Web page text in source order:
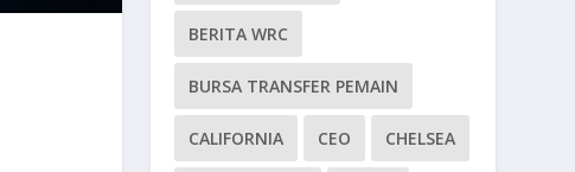
BERITA WRC
BURSA TRANSFER PEMAIN
CALIFORNIA CEO CHELSEA